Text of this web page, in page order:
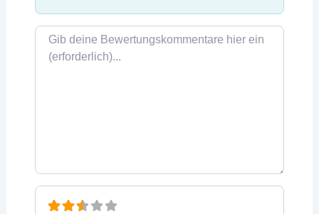
Rezensionstext